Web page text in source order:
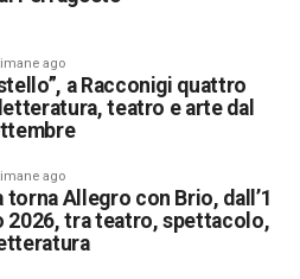
ago
a Racconigi quattro
teatro e arte dal
ago
torna Allegro con Brio, dall’1
2026, tra teatro, spettacolo,